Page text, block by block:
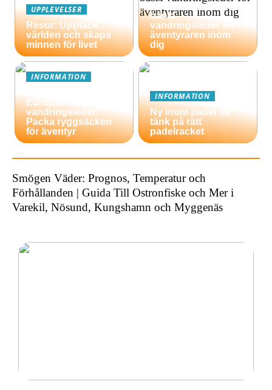
UPPLEVELSER
Resor: Upptäck
världen och skapa
minnen för livet
Så hittar du Islands
bästa
vandringsleder för
äventyraren inom
dig
INFORMATION
Europas bästa
vandringsleder:
Packa ryggsäcken
för äventyr
INFORMATION
Ny inom padel så
tänk på rätt
padelracket
Smögen Väder: Prognos, Temperatur och
Förhållanden | Guida Till Ostronfiske och Mer i
Varekil, Nösund, Kungshamn och Myggenäs